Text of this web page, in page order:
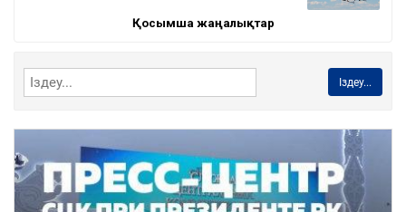
Қосымша жаңалықтар
Іздеу...